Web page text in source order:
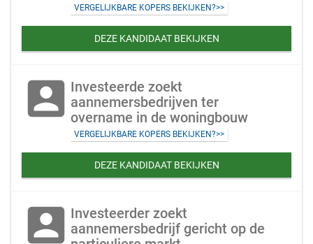
VERGELIJKBARE KOPERS BEKIJKEN?>>
DEZE KANDIDAAT BEKIJKEN
account_box Investeerde zoekt
aannemersbedrijven ter
overname in de woningbouw
VERGELIJKBARE KOPERS BEKIJKEN?>>
DEZE KANDIDAAT BEKIJKEN
account_box Investeerder zoekt
aannemersbedrijf gericht op de